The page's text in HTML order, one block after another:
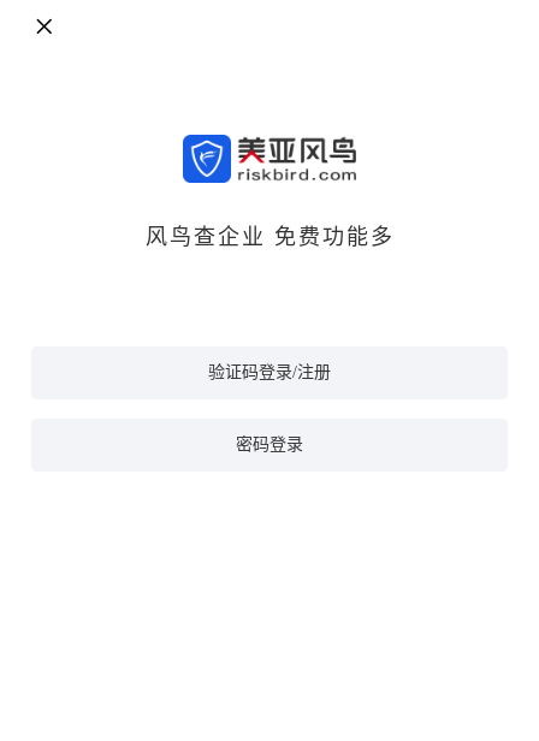
风鸟查企业 免费功能多
验证码登录/注册
密码登录